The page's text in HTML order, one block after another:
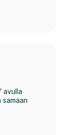
avulla
samaan